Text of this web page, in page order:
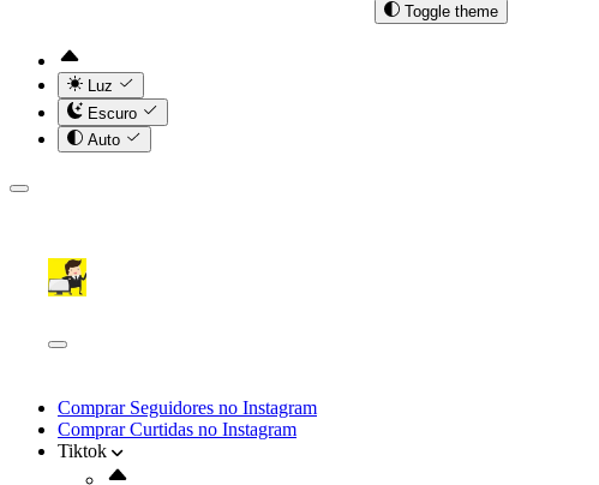
Toggle theme
Luz
Escuro
Auto
Comprar Seguidores no Instagram
Comprar Curtidas no Instagram
Tiktok